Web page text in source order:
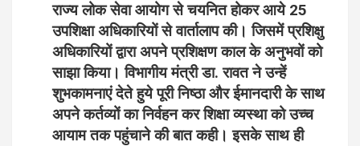
राज्य लोक सेवा आयोग से चयनित होकर आये 25
उपशिक्षा अधिकारियों से वार्तालाप की। जिसमें प्रशिक्षु
अधिकारियों द्वारा अपने प्रशिक्षण काल के अनुभवों को
साझा किया। विभागीय मंत्री डा. रावत ने उन्हें
शुभकामनाएं देते हुये पूरी निष्ठा और ईमानदारी के साथ
अपने कर्तव्यों का निर्वहन कर शिक्षा व्यस्था को उच्च
आयाम तक पहुंचाने की बात कही। इसके साथ ही